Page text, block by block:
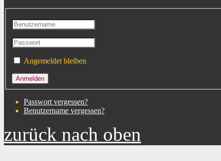
Angemeldet bleiben
Passwort vergessen?
Benutzername vergessen?
zurück nach oben